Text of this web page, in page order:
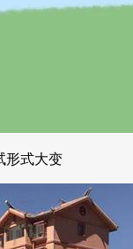
形式大变